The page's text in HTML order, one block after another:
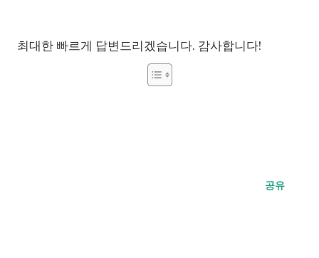
최대한 빠르게 답변드리겠습니다. 감사합니다!
공유